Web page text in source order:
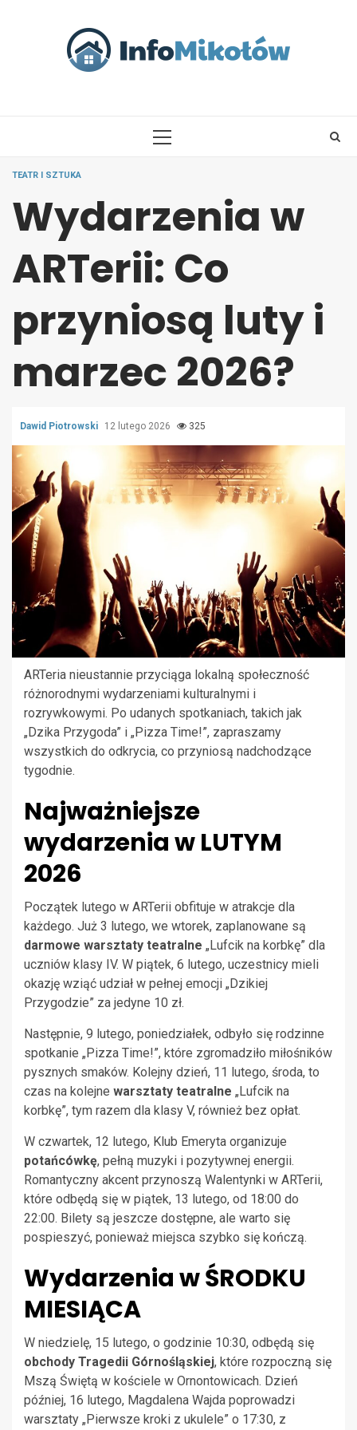
PRIMARY
TEATR I SZTUKA
Wydarzenia w
ARTerii: Co
przyniosą luty i
marzec 2026?
Dawid Piotrowski 12 lutego 2026 325
ARTeria nieustannie przyciąga lokalną społeczność
różnorodnymi wydarzeniami kulturalnymi i
rozrywkowymi. Po udanych spotkaniach, takich jak
„Dzika Przygoda” i „Pizza Time!”, zapraszamy
wszystkich do odkrycia, co przyniosą nadchodzące
tygodnie.
Najważniejsze
wydarzenia w LUTYM
2026
Początek lutego w ARTerii obfituje w atrakcje dla
każdego. Już 3 lutego, we wtorek, zaplanowane są
darmowe warsztaty teatralne „Lufcik na korbkę” dla
uczniów klasy IV. W piątek, 6 lutego, uczestnicy mieli
okazję wziąć udział w pełnej emocji „Dzikiej
Przygodzie” za jedyne 10 zł.
Następnie, 9 lutego, poniedziałek, odbyło się rodzinne
spotkanie „Pizza Time!”, które zgromadziło miłośników
pysznych smaków. Kolejny dzień, 11 lutego, środa, to
czas na kolejne warsztaty teatralne „Lufcik na
korbkę”, tym razem dla klasy V, również bez opłat.
W czwartek, 12 lutego, Klub Emeryta organizuje
potańcówkę, pełną muzyki i pozytywnej energii.
Romantyczny akcent przynoszą Walentynki w ARTerii,
które odbędą się w piątek, 13 lutego, od 18:00 do
22:00. Bilety są jeszcze dostępne, ale warto się
pospieszyć, ponieważ miejsca szybko się kończą.
Wydarzenia w ŚRODKU
MIESIĄCA
W niedzielę, 15 lutego, o godzinie 10:30, odbędą się
obchody Tragedii Górnośląskiej, które rozpoczną się
Mszą Świętą w kościele w Ornontowicach. Dzień
później, 16 lutego, Magdalena Wajda poprowadzi
warsztaty „Pierwsze kroki z ukulele” o 17:30, z